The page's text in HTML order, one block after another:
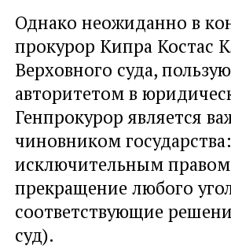
Однако неожиданно в
прокурор Кипра Костас
Верховного суда,
авторитетом в
Генпрокурор является
чиновником
исключительным
прекращение любого
соответствующие
суд).